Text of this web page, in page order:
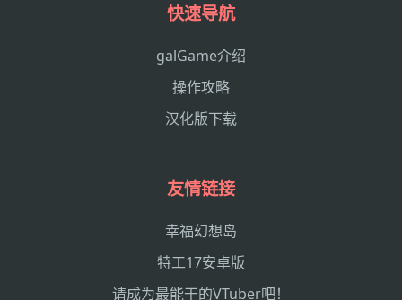
快速导航
galGame介绍
操作攻略
汉化版下载
友情链接
幸福幻想岛
特工17安卓版
请成为最能干的VTuber吧！